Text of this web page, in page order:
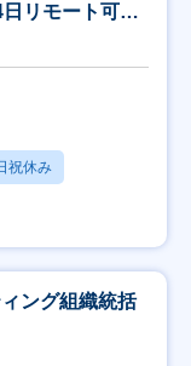
リモート可
祝休み
ング組織統括